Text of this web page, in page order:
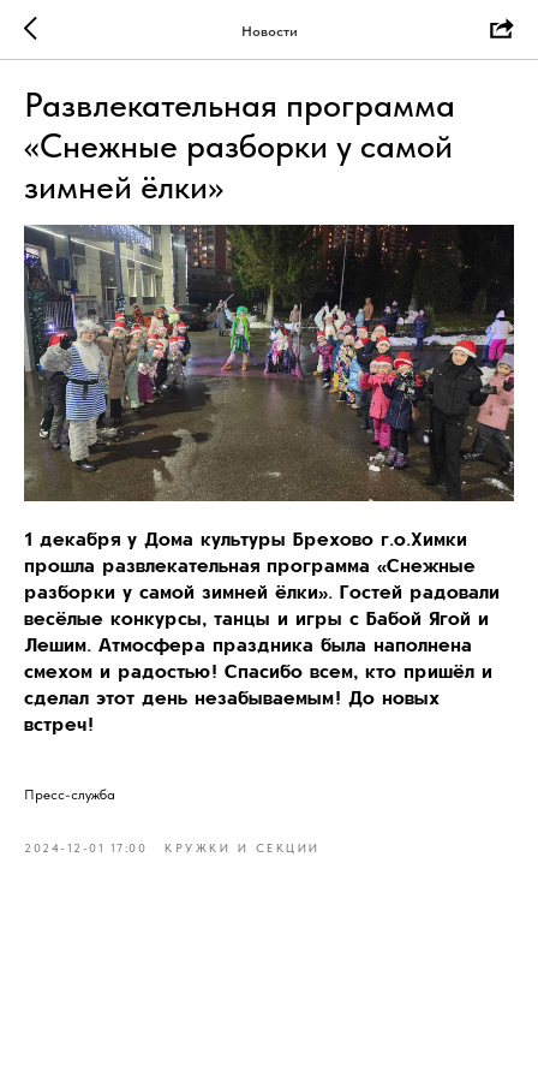
Новости
Развлекательная программа
«Снежные разборки у самой
зимней ёлки»
1 декабря у Дома культуры Брехово г.о.Химки
прошла развлекательная программа «Снежные
разборки у самой зимней ёлки». Гостей радовали
весёлые конкурсы, танцы и игры с Бабой Ягой и
Лешим. Атмосфера праздника была наполнена
смехом и радостью! Спасибо всем, кто пришёл и
сделал этот день незабываемым! До новых
встреч!
Пресс-служба
2024-12-01 17:00 КРУЖКИ И СЕКЦИИ